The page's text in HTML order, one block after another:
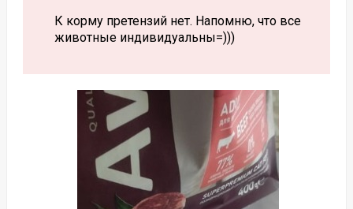
К корму претензий нет. Напомню, что все
животные индивидуальны=)))